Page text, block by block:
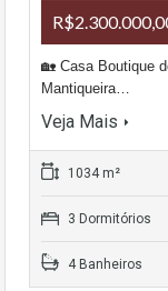
🏡 Casa Boutique
Mantiqueira…
Veja Mais
1034 m²
3 Dormitórios
4 Banheiros